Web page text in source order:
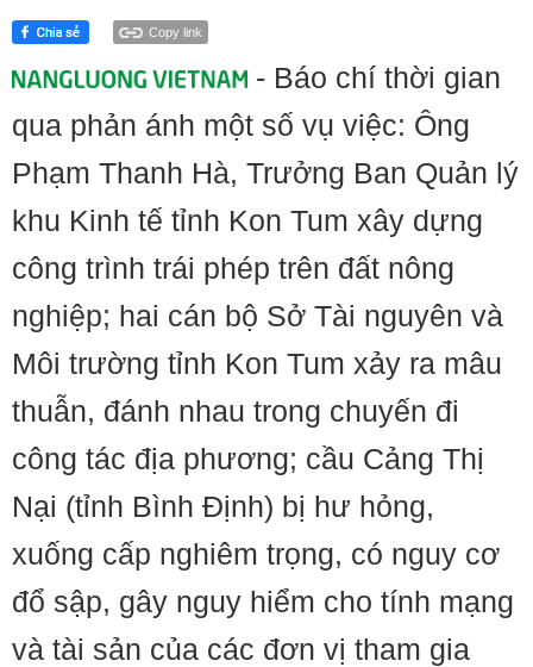
Copy link
- Báo chí thời gian
qua phản ánh một số vụ việc: Ông
Phạm Thanh Hà, Trưởng Ban Quản lý
khu Kinh tế tỉnh Kon Tum xây dựng
công trình trái phép trên đất nông
nghiệp; hai cán bộ Sở Tài nguyên và
Môi trường tỉnh Kon Tum xảy ra mâu
thuẫn, đánh nhau trong chuyến đi
công tác địa phương; cầu Cảng Thị
Nại (tỉnh Bình Định) bị hư hỏng,
xuống cấp nghiêm trọng, có nguy cơ
đổ sập, gây nguy hiểm cho tính mạng
và tài sản của các đơn vị tham gia